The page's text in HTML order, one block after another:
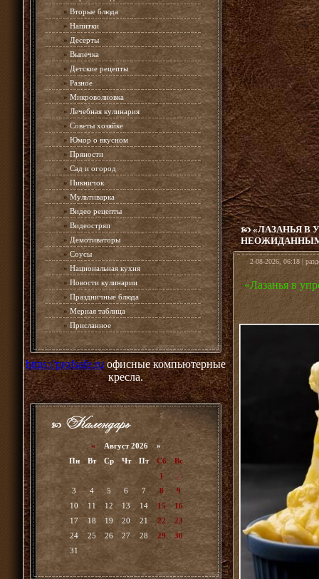
» Вторые блюда
» Напитки
»Десерты
» Выпечка
» Детские рецепты
» Разное
» Микроволновка
» Лечебная кулинария
» Советы хозяйке
» Юмор о вкусном
» Пряности
» Сад и огород
» Пикничок
» Мультиварка
» Видео рецепты
» Видеостряп
» Демотиваторы
» Соусы
» Национальная кухня
» Новости кулинарии
» Праздничные блюда
» Мерная таблица
» Присланное
https://profsafe.ruофисные компьютерные
кресла.
« Август 2026 »
Пн
Вт Ср Чт Пт Сб
Вс
1
2
3
4 5 6 7 8
9
10
11 12 13 14 15
16
17
18 19 20 21 22
23
24
25 26 27 28 29
30
31
«ЛАЗАНЬЯ В
2-08-2026, 06:18 |
«Лазанья в